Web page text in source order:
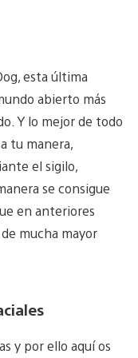
esta última
abierto más
Y lo mejor de todo
tu manera,
el sigilo,
se consigue
en anteriores
mucha mayor
y por ello aquí os